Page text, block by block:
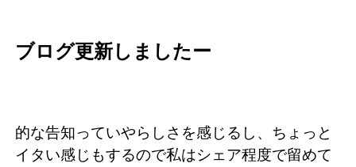
ブログ更新しましたー
的な告知っていやらしさを感じるし、ちょっと
イタい感じもするので私はシェア程度で留めて